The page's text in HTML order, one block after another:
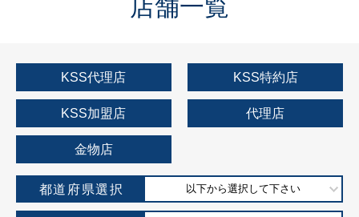
店舗一覧
KSS代理店 KSS特約店
KSS加盟店 代理店
金物店
都道府県選択 以下から選択して下さい